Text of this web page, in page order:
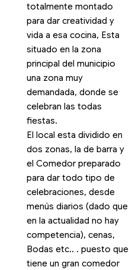
totalmente montado
para dar creatividad y
vida a esa cocina, Esta
situado en la zona
principal del municipio
una zona muy
demandada, donde se
celebran las todas
fiestas.
El local esta dividido en
dos zonas, la de barra y
el Comedor preparado
para dar todo tipo de
celebraciones, desde
menús diarios (dado que
en la actualidad no hay
competencia), cenas,
Bodas etc.. . puesto que
tiene un gran comedor